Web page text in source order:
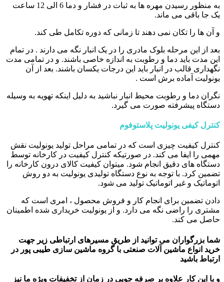
به منظور رسیدن مهره ها به ثبات در فشار و دما 6 الی 12 ساعت
یک جا باقی می ماند.
و آن ها را تکان نمی دهند تا زمانی که دوره تکامل طی کند.
بعد از این مرحله بلوک مادری را در یک انبار نگه می دارند . در تمام
این مدت باید دما و رطوبت به اندازه خاصی باشند. و در تمامی مدت
نگهداری قالب در انبار باید این درجات یکسان باشند. بعد از آن
یونولیت آماده برش است .
نگران دما و رطوبت محیط انبار نباشید به دلیل اینکه تهویه به وسیله
دستگاه پیشرفته صورت می گیرد.
کنترل کیفی یونولیت پلاستوفوم
کنترل کیفیت چیزی است که در تمامی مراحل تولید یونولیت نقش
مهمی را ایفا می کند. در صورتیکه کنترل کیفیت در کارخانه توسط
دستگاه های دقیق انجام شود. میتوان کیفیت کالای درون کارخانه را
تضمین کرد. با توجه به نوع دستگاه تولیدی یونولیت به دو روش
اتوماتیک و غیر اتوماتیک تولید می شود.
دادن تضمین برای انجام کار و فروش محصول ، امری است که
مشتری را راضی نگه می دارد. و از یونولیت خریداری شده اطمینان
حاصل می کند.
شما بزرگواران می توانید از طریق مسیرهای ارتباطی زیر جهت
خرید انواع ماشین آلات صنعتی با گروه ماشین سازی طیبی پور در
ارتباط باشید
و با این کار علاوه بر صرفه جویی در زمان از تخفیفات ویژه ما نیز